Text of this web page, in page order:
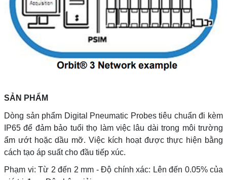
SẢN PHẨM
Dòng sản phẩm Digital Pneumatic Probes tiêu chuẩn đi kèm
IP65 để đảm bảo tuổi thọ làm việc lâu dài trong môi trường
ẩm ướt hoặc dầu mỡ. Việc kích hoạt được thực hiện bằng
cách tạo áp suất cho đầu tiếp xúc.
Phạm vi: Từ 2 đến 2 mm - Độ chính xác: Lên đến 0.05% của